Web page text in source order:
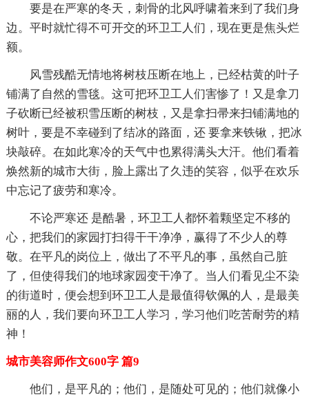
要是在严寒的冬天，刺骨的北风呼啸着来到了我们身
边。平时就忙得不可开交的环卫工人们，现在更是焦头烂
额。
风雪残酷无情地将树枝压断在地上，已经枯黄的叶子
铺满了自然的雪毯。这可把环卫工人们害惨了！又是拿刀
子砍断已经被积雪压断的树枝，又是拿扫帚来扫铺满地的
树叶，要是不幸碰到了结冰的路面，还 要拿来铁锹，把冰
块敲碎。在如此寒冷的天气中也累得满头大汗。他们看着
焕然新的城市大街，脸上露出了久违的笑容，似乎在欢乐
中忘记了疲劳和寒冷。
不论严寒还 是酷暑，环卫工人都怀着颗坚定不移的
心，把我们的家园打扫得干干净净，赢得了不少人的尊
敬。在平凡的岗位上，做出了不平凡的事，虽然自己脏
了，但使得我们的地球家园变干净了。当人们看见尘不染
的街道时，便会想到环卫工人是最值得钦佩的人，是最美
丽的人，我们要向环卫工人学习，学习他们吃苦耐劳的精
神！
城市美容师作文600字 篇9
他们，是平凡的；他们，是随处可见的；他们就像小